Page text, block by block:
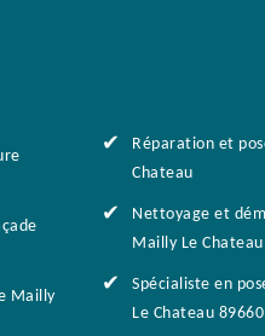
Mailly
Réparation et
Chateau
Nettoyage et
Mailly Le Chateau
Spécialiste en
Le Chateau 89660